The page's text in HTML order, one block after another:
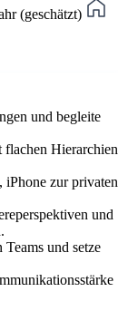
(geschätzt)
und begleite
flachen Hierarchien
iPhone zur privaten
und
und setze